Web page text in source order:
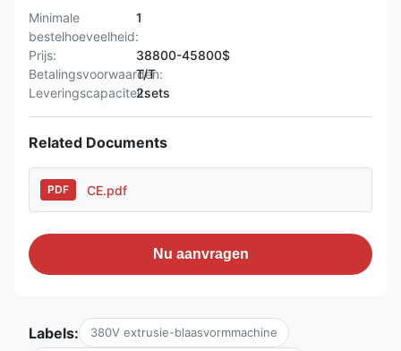
Minimale
bestelhoeveelheid:
1
Prijs:
38800-45800$
Betalingsvoorwaarden:
T/T
Leveringscapaciteit:2sets
Related Documents
PDF CE.pdf
Nu aanvragen
Labels: 380V extrusie-blaasvormmachine